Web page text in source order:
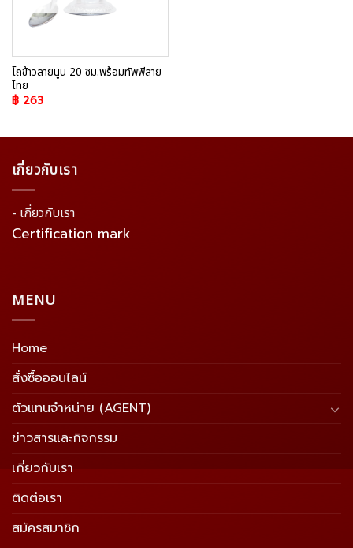
โถข้าวลายนูน 20 ซม.พร้อมทัพพีลาย
ไทย
฿263
เกี่ยวกับเรา
- เกี่ยวกับเรา
Certification mark
MENU
Home
สั่งซื้อออนไลน์
ตัวแทนจำหน่าย (AGENT)
ข่าวสารและกิจกรรม
เกี่ยวกับเรา
ติดต่อเรา
สมัครสมาชิก